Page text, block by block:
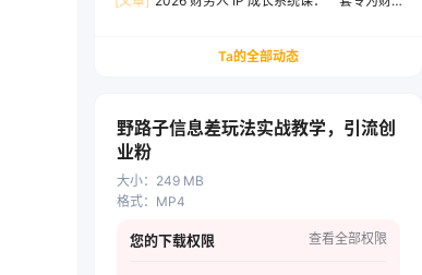
Ta的全部动态
野路子信息差玩法实战教学，引流创
业粉
大小： 249 MB
格式： MP4
您的下载权限 查看全部权限